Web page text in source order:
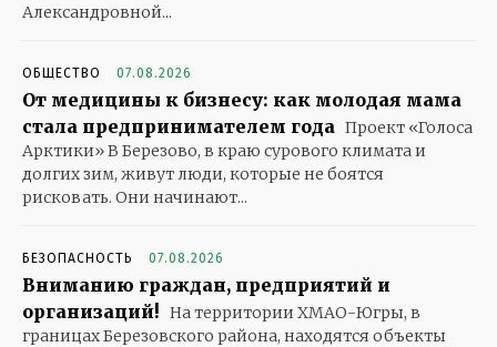
Александровной...
ОБЩЕСТВО 07.08.2026
От медицины к бизнесу: как молодая мама
стала предпринимателем года Проект «Голоса
Арктики» В Березово, в краю сурового климата и
долгих зим, живут люди, которые не боятся
рисковать. Они начинают...
БЕЗОПАСНОСТЬ 07.08.2026
Вниманию граждан, предприятий и
организаций! На территории ХМАО-Югры, в
границах Березовского района, находятся объекты